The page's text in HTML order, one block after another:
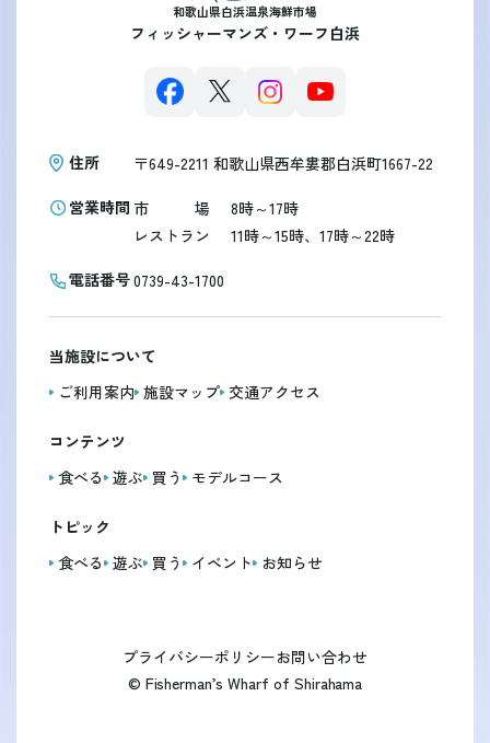
和歌山県白浜温泉海鮮市場
フィッシャーマンズ・ワーフ白浜
住所 〒649-2211 和歌山県西牟婁郡白浜町1667-22
営業時間 市 場
8時～17時
レストラン
11時～15時、17時～22時
電話番号0739-43-1700
当施設について
ご利用案内 施設マップ 交通アクセス
コンテンツ
食べる 遊ぶ 買う モデルコース
トピック
食べる 遊ぶ 買う イベント お知らせ
プライバシーポリシーお問い合わせ
© Fisherman’s Wharf of Shirahama